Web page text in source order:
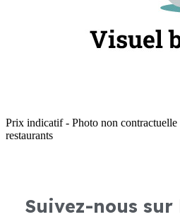
Prix indicatif - Photo non
restaurants
Suivez-nous sur